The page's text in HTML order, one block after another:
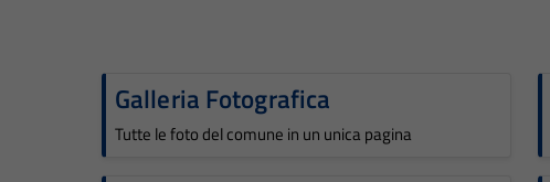
Galleria Fotografica
Tutte le foto del comune in un unica pagina